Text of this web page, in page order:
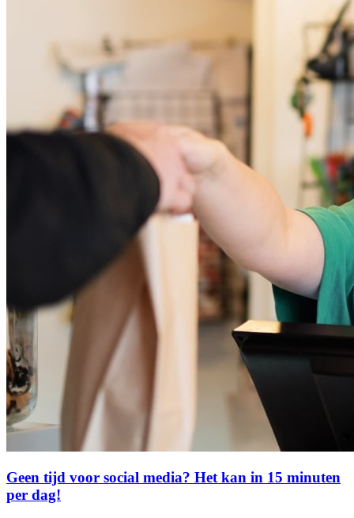
Geen tijd voor social media? Het kan in 15 minuten
per dag!